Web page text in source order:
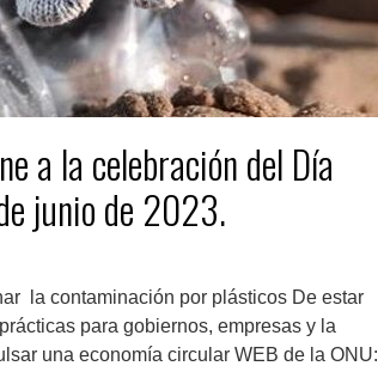
a la celebración del Día
junio de 2023.
la contaminación por plásticos De estar
para gobiernos, empresas y la
una economía circular WEB de la ONU: